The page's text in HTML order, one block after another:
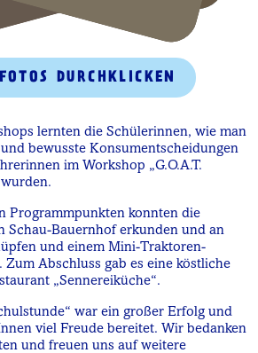
DURCHKLICKEN
lernten die Schülerinnen, wie man
bewusste Konsumentscheidungen
im Workshop „G.O.A.T.
Programmpunkten konnten die
Schau-Bauernhof erkunden und an
und einem Mini-Traktoren-
Zum Abschluss gab es eine köstliche
„Sennereiküche“.
war ein großer Erfolg und
viel Freude bereitet. Wir bedanken
und freuen uns auf weitere